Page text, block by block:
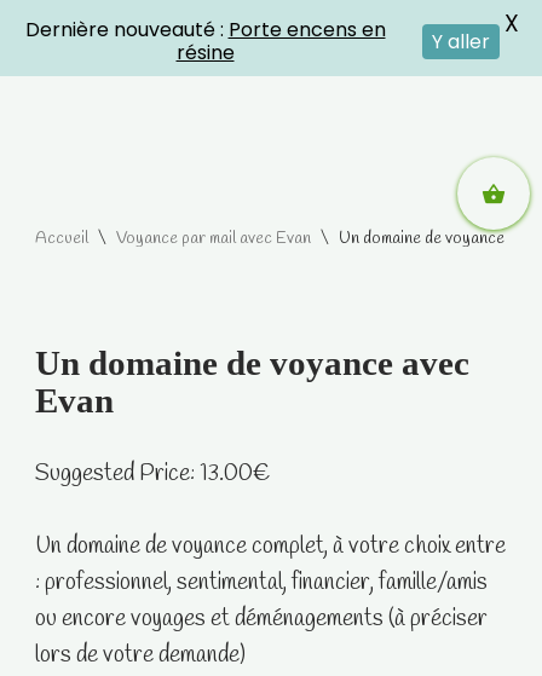
auAccueil \ Voyance par mail avec Evan \ Un domaine de voyance
Un domaine de voyance avec
Evan
Suggested Price:13.00€
Un domaine de voyance complet, à votre choix entre
: professionnel, sentimental, financier, famille/amis
ou encore voyages et déménagements (à préciser
lors de votre demande)
Dernière nouveauté : Porte encens en
résine
Y aller
X
Crystal Energies